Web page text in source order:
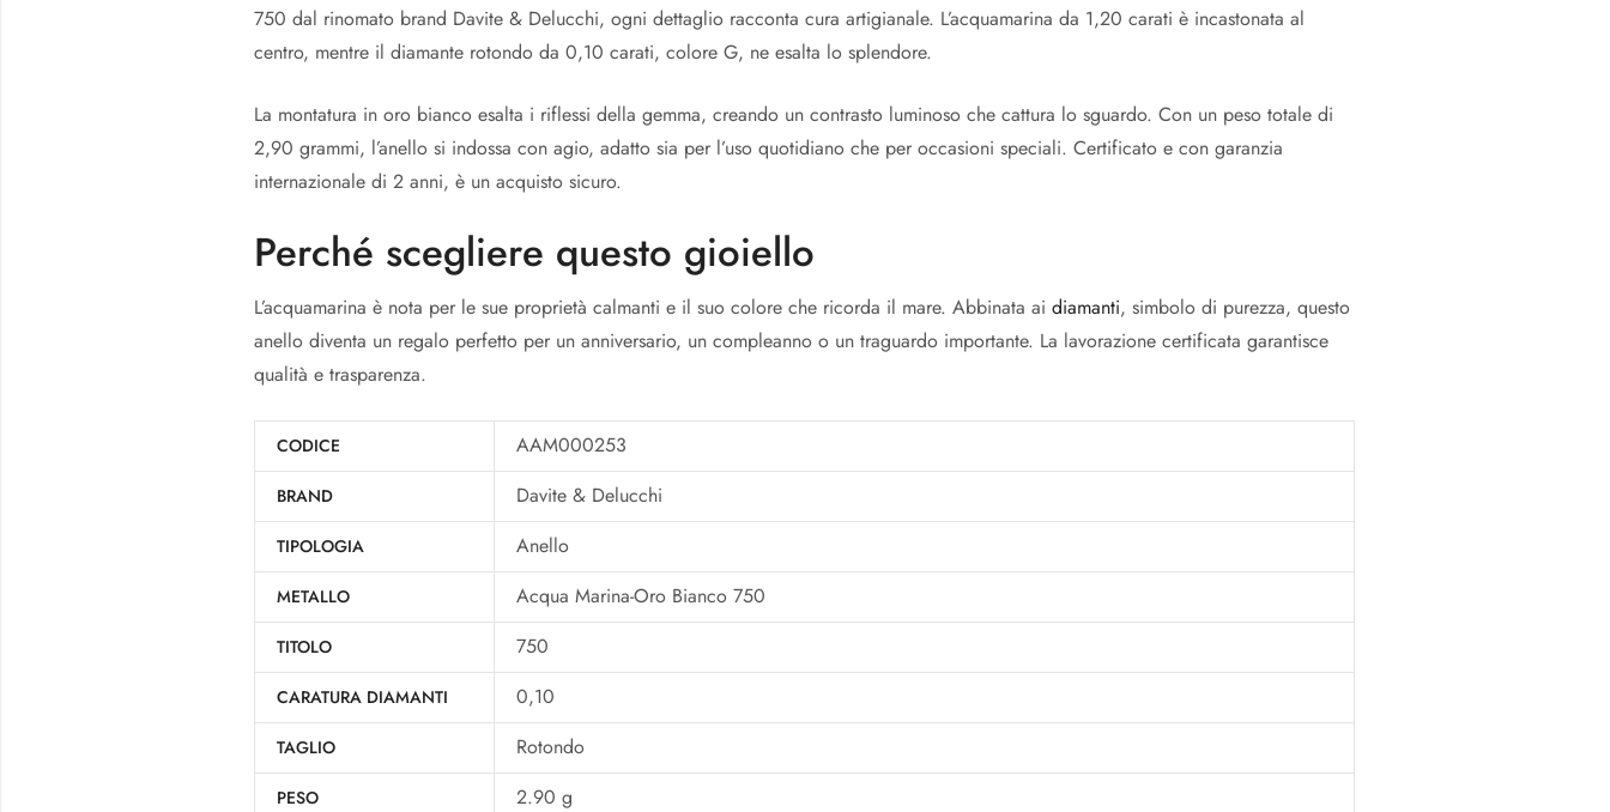
750 dal rinomato brand Davite & Delucchi, ogni dettaglio racconta cura artigianale. L’acquamarina da 1,20 carati è incastonata al
centro, mentre il diamante rotondo da 0,10 carati, colore G, ne esalta lo splendore.
La montatura in oro bianco esalta i riflessi della gemma, creando un contrasto luminoso che cattura lo sguardo. Con un peso totale di
2,90 grammi, l’anello si indossa con agio, adatto sia per l’uso quotidiano che per occasioni speciali. Certificato e con garanzia
internazionale di 2 anni, è un acquisto sicuro.
Perché scegliere questo gioiello
L’acquamarina è nota per le sue proprietà calmanti e il suo colore che ricorda il mare. Abbinata aidiamanti, simbolo di purezza, questo
anello diventa un regalo perfetto per un anniversario, un compleanno o un traguardo importante. La lavorazione certificata garantisce
qualità e trasparenza.
CODICE AAM000253
BRAND Davite & Delucchi
TIPOLOGIA Anello
METALLO Acqua Marina-Oro Bianco 750
TITOLO 750
CARATURA DIAMANTI 0,10
TAGLIO Rotondo
PESO 2.90 g